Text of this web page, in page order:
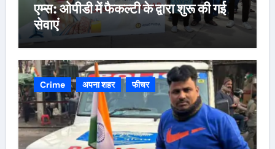
एम्स: ओपीडी में फैकल्टी के द्वारा शुरू की गई
सेवाएं
Crime अपना शहर फीचर